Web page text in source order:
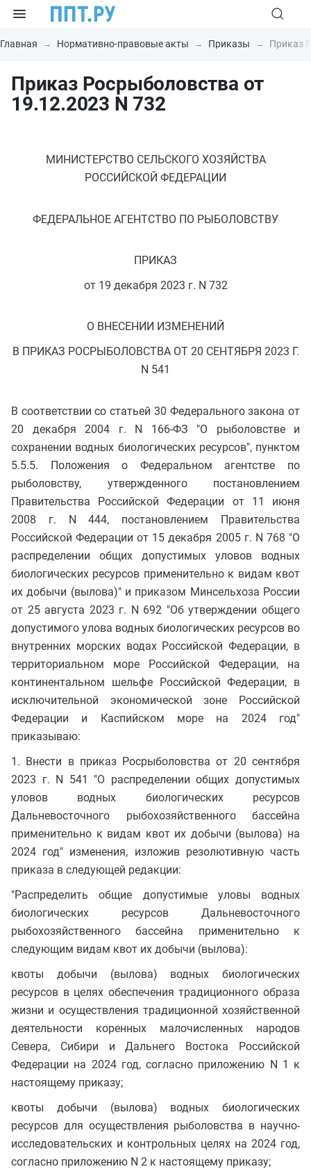
Главная Нормативно-правовые акты Приказы Приказ
Приказ Росрыболовства от
19.12.2023 N 732
МИНИСТЕРСТВО СЕЛЬСКОГО ХОЗЯЙСТВА
РОССИЙСКОЙ ФЕДЕРАЦИИ
ФЕДЕРАЛЬНОЕ АГЕНТСТВО ПО РЫБОЛОВСТВУ
ПРИКАЗ
от 19 декабря 2023 г. N 732
О ВНЕСЕНИИ ИЗМЕНЕНИЙ
В ПРИКАЗ РОСРЫБОЛОВСТВА ОТ 20 СЕНТЯБРЯ 2023 Г.
N 541
В соответствии со статьей 30 Федерального закона от
20 декабря 2004 г. N 166-ФЗ "О рыболовстве и
сохранении водных биологических ресурсов", пунктом
5.5.5. Положения о Федеральном агентстве по
рыболовству, утвержденного постановлением
Правительства Российской Федерации от 11 июня
2008 г. N 444, постановлением Правительства
Российской Федерации от 15 декабря 2005 г. N 768 "О
распределении общих допустимых уловов водных
биологических ресурсов применительно к видам квот
их добычи (вылова)" и приказом Минсельхоза России
от 25 августа 2023 г. N 692 "Об утверждении общего
допустимого улова водных биологических ресурсов во
внутренних морских водах Российской Федерации, в
территориальном море Российской Федерации, на
континентальном шельфе Российской Федерации, в
исключительной экономической зоне Российской
Федерации и Каспийском море на 2024 год"
приказываю:
1. Внести в приказ Росрыболовства от 20 сентября
2023 г. N 541 "О распределении общих допустимых
уловов водных биологических ресурсов
Дальневосточного рыбохозяйственного бассейна
применительно к видам квот их добычи (вылова) на
2024 год" изменения, изложив резолютивную часть
приказа в следующей редакции:
"Распределить общие допустимые уловы водных
биологических ресурсов Дальневосточного
рыбохозяйственного бассейна применительно к
следующим видам квот их добычи (вылова):
квоты добычи (вылова) водных биологических
ресурсов в целях обеспечения традиционного образа
жизни и осуществления традиционной хозяйственной
деятельности коренных малочисленных народов
Севера, Сибири и Дальнего Востока Российской
Федерации на 2024 год, согласно приложению N 1 к
настоящему приказу;
квоты добычи (вылова) водных биологических
ресурсов для осуществления рыболовства в научно-
исследовательских и контрольных целях на 2024 год,
согласно приложению N 2 к настоящему приказу;